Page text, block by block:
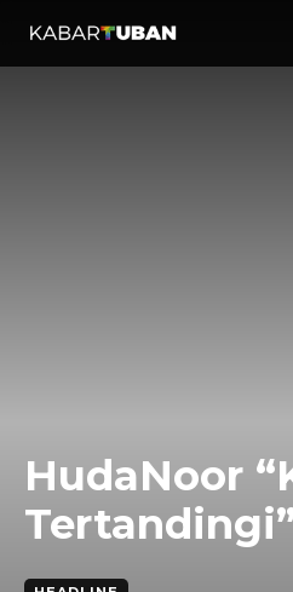
HudaNoor